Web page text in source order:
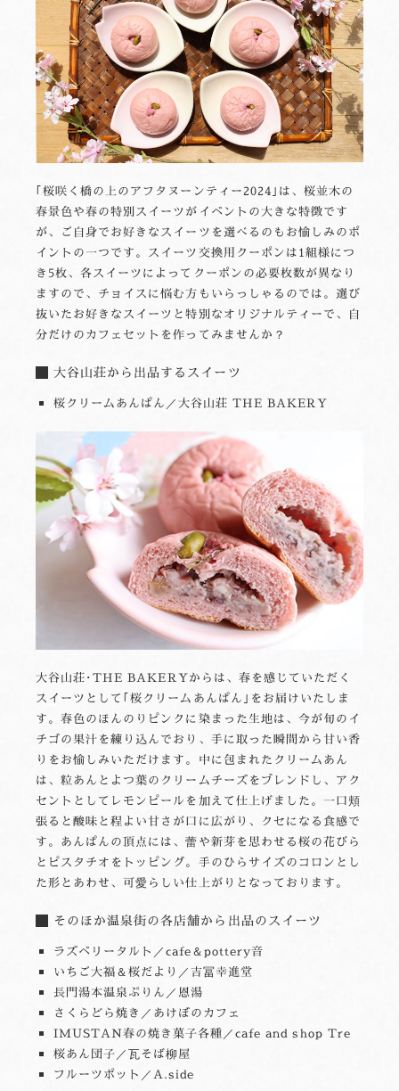
｢桜咲く橋の上のアフタヌーンティー2024｣は、桜並木の
春景色や春の特別スイーツがイベントの大きな特徴です
が、ご自身でお好きなスイーツを選べるのもお愉しみのポ
イントの一つです。スイーツ交換用クーポンは1組様につ
き5枚、各スイーツによってクーポンの必要枚数が異なり
ますので、チョイスに悩む方もいらっしゃるのでは。選び
抜いたお好きなスイーツと特別なオリジナルティーで、自
分だけのカフェセットを作ってみませんか？
大谷山荘から出品するスイーツ
桜クリームあんぱん／大谷山荘 THE BAKERY
大谷山荘･THE BAKERYからは、春を感じていただく
スイーツとして｢桜クリームあんぱん｣をお届けいたしま
す。春色のほんのりピンクに染まった生地は、今が旬のイ
チゴの果汁を練り込んでおり、手に取った瞬間から甘い香
りをお愉しみいただけます。中に包まれたクリームあん
は、粒あんとよつ葉のクリームチーズをブレンドし、アク
セントとしてレモンピールを加えて仕上げました。一口頬
張ると酸味と程よい甘さが口に広がり、クセになる食感で
す。あんぱんの頂点には、蕾や新芽を思わせる桜の花びら
とピスタチオをトッピング。手のひらサイズのコロンとし
た形とあわせ、可愛らしい仕上がりとなっております。
そのほか温泉街の各店舗から出品のスイーツ
ラズベリータルト／cafe＆pottery音
いちご大福＆桜だより／吉冨幸進堂
長門湯本温泉ぷりん／恩湯
さくらどら焼き／あけぼのカフェ
IMUSTAN春の焼き菓子各種／cafe and shop Tre
桜あん団子／瓦そば柳屋
フルーツポット／A.side